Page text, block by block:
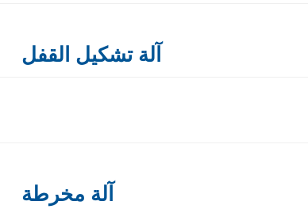
آلة تشكيل القفل
آلة مخرطة